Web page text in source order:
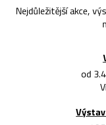
Nejdůležitější akce,
od